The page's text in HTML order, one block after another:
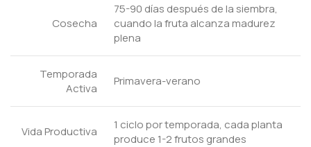
Cosecha
75-90 días después de la siembra,
cuando la fruta alcanza madurez
plena
Temporada
Activa
Primavera-verano
Vida Productiva
1 ciclo por temporada, cada planta
produce 1-2 frutos grandes